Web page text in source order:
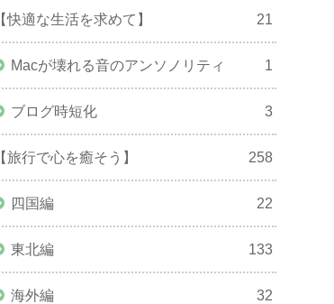
【快適な生活を求めて】 21
Macが壊れる音のアンソノリティ 1
ブログ時短化 3
【旅行で心を癒そう】 258
四国編 22
東北編 133
海外編 32